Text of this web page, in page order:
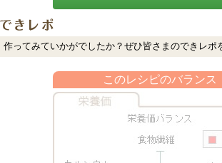
作ってみていかがでしたか？ぜひ皆さまのできレポ
このレシピのバランス